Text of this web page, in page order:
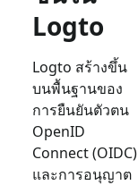
Logto
Logto สร้างขึ้น
บนพื้นฐานของ
การยืนยันตัวตน
OpenID
Connect (OIDC)
และการอนุญาต